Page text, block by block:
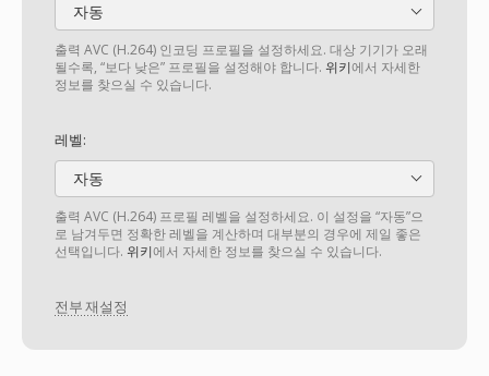
자동
출력 AVC (H.264) 인코딩 프로필을 설정하세요. 대상 기기가 오래
될수록, “보다 낮은” 프로필을 설정해야 합니다. 위키에서 자세한
정보를 찾으실 수 있습니다.
레벨:
자동
출력 AVC (H.264) 프로필 레벨을 설정하세요. 이 설정을 “자동”으
로 남겨두면 정확한 레벨을 계산하며 대부분의 경우에 제일 좋은
선택입니다. 위키에서 자세한 정보를 찾으실 수 있습니다.
전부 재설정